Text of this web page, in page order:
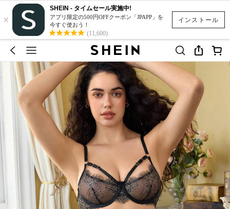
インストール
×
SHEIN - タイムセール実施中!
アプリ限定の500円OFFクーポン「JPAPP」を
今すぐ使おう！
(11,600)